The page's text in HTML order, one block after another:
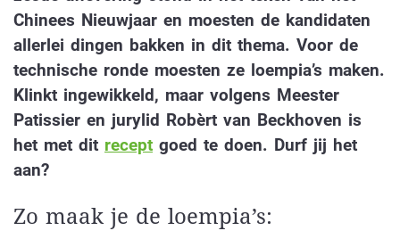
Chinees Nieuwjaar en moesten de kandidaten
allerlei dingen bakken in dit thema. Voor de
technische ronde moesten ze loempia’s maken.
Klinkt ingewikkeld, maar volgens Meester
Patissier en jurylid Robèrt van Beckhoven is
het met dit recept goed te doen. Durf jij het
aan?
Zo maak je de loempia’s: